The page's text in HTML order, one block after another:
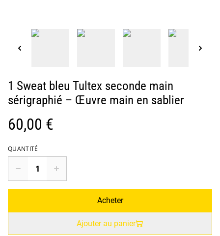
1 Sweat bleu Tultex seconde main
sérigraphié – Œuvre main en sablier
60,00 €
QUANTITÉ
Acheter
Ajouter au panier